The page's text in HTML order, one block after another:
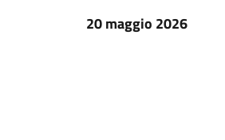
20 maggio 2026